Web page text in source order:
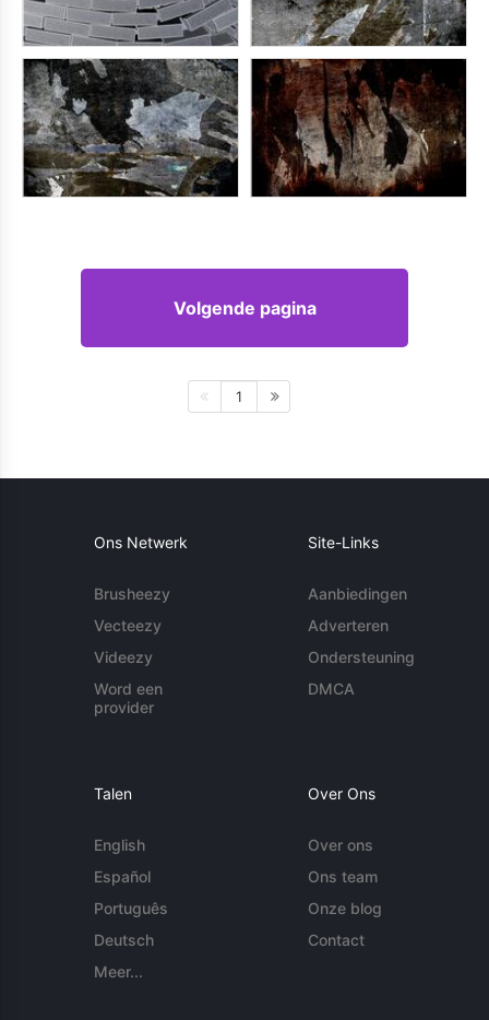
Volgende pagina
1
Ons Netwerk
Brusheezy
Vecteezy
Videezy
Word een
provider
Site-Links
Aanbiedingen
Adverteren
Ondersteuning
DMCA
Talen
English
Español
Português
Deutsch
Meer...
Over Ons
Over ons
Ons team
Onze blog
Contact